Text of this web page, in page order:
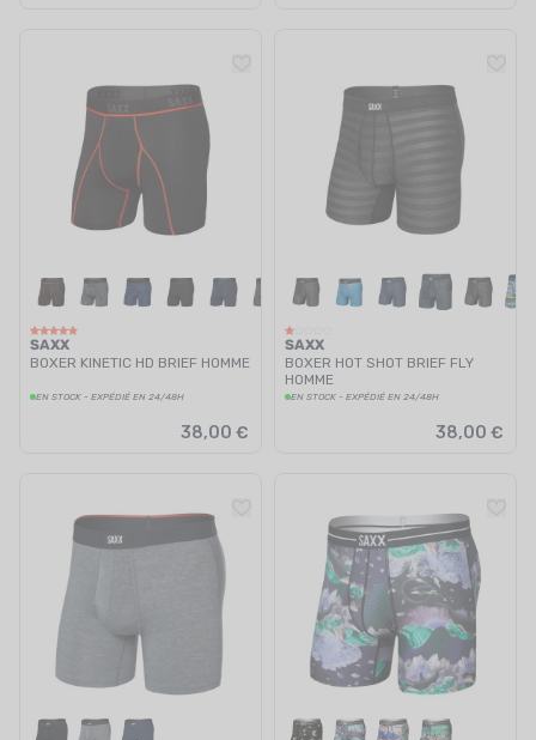
SAXX
BOXER KINETIC HD BRIEF HOMME
EN STOCK - EXPÉDIÉ EN 24/48H
38,00 €
SAXX
BOXER HOT SHOT BRIEF FLY
HOMME
EN STOCK - EXPÉDIÉ EN 24/48H
38,00 €